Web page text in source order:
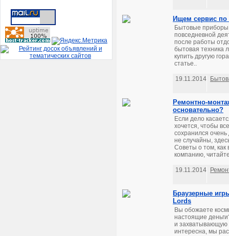
Ищем сервис по
Бытовые
повседневной
после работы
бытовая техника
купить другую
статье..
19.11.2014
Ремонтно-
основательно?
Если дело
хочется, чтобы
сохранился
не случайны,
Советы о том,
компанию,
19.11.2014
Браузерные
Lords
Вы обожаете
настоящие
и захватывающую
интересна, мы